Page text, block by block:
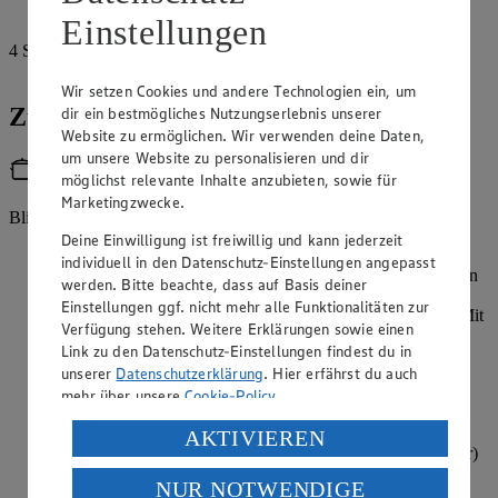
4 Stiele
Zubereitung
Utensilien
Blitzhacker
Datteln für 15 Minuten in heißem Wasser einweichen,
herausnehmen und trocken tupfen. Zitrone waschen, trocken
tupfen und die Schale abreiben. Datteln, Pekannüsse und
Haferflocken in einen Blitzhacker geben und zerkleinern. Mit
der Hälfte des Zitronenabriebs, dem Mandelmus und dem
Backkakao vermischen, zu einer homogenen Masse kneten
und in 4 Portionen teilen. Sollte die Masse zu trocken sein,
etwas Mandelmus ergänzen.
Die Teigportionen auf einer mit Kakao bestäubten
Arbeitsfläche kreisförmig ausrollen (ca. 11 cm Durchmesser)
und die Tartelette-Formen damit auskleiden. Teig leicht
Einstellungen
Wir setzen Cookies und andere Technologien ein, um
dir ein bestmögliches Nutzungserlebnis unserer
Website zu ermöglichen. Wir verwenden deine Daten,
um unsere Website zu personalisieren und dir
möglichst relevante Inhalte anzubieten, sowie für
Marketingzwecke.
Deine Einwilligung ist freiwillig und kann jederzeit
individuell in den Datenschutz-Einstellungen angepasst
werden. Bitte beachte, dass auf Basis deiner
Einstellungen ggf. nicht mehr alle Funktionalitäten zur
Verfügung stehen. Weitere Erklärungen sowie einen
Link zu den Datenschutz-Einstellungen findest du in
unserer Datenschutzerklärung. Hier erfährst du auch
mehr über unsereCookie-Policy.
Verarbeitung deiner personenbezogenen Daten in den
USA durch Facebook und YouTube:
Wenn du auf „Aktivieren“ klickst, willigst du im Sinne
AKTIVIEREN
NUR NOTWENDIGE